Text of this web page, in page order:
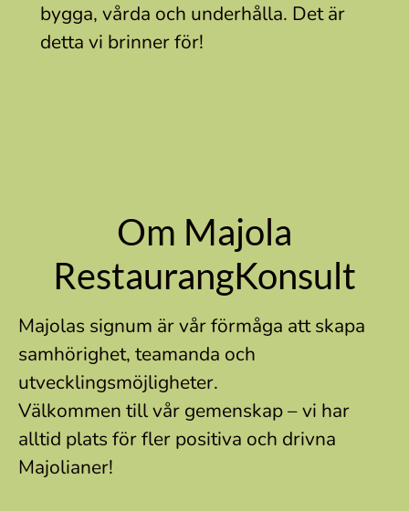
bygga, vårda och underhålla. Det är
detta vi brinner för!
Om Majola
RestaurangKonsult
Majolas signum är vår förmåga att skapa
samhörighet, teamanda och
utvecklingsmöjligheter.
Välkommen till vår gemenskap – vi har
alltid plats för fler positiva och drivna
Majolianer!